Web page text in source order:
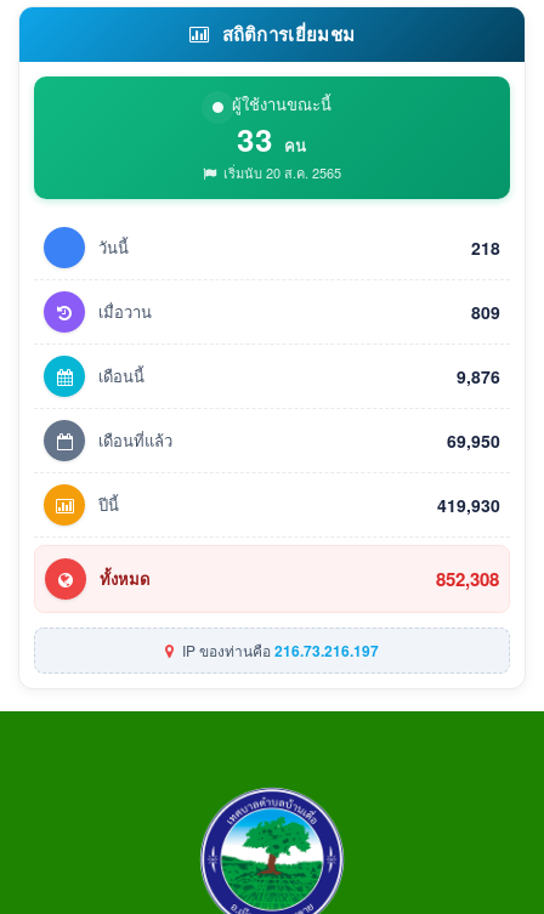
สถิติการเยี่ยมชม
ผู้ใช้งานขณะนี้
33 คน
เริ่มนับ 20 ส.ค. 2565
วันนี้ 218
เมื่อวาน 809
เดือนนี้ 9,876
เดือนที่แล้ว 69,950
ปีนี้ 419,930
ทั้งหมด 852,308
IP ของท่านคือ216.73.216.197